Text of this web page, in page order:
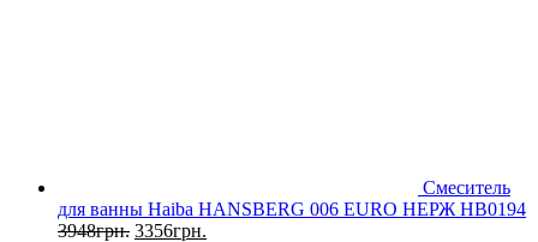
Смеситель
для ванны Haiba HANSBERG 006 EURO НЕРЖ HB0194
3948грн. 3356грн.